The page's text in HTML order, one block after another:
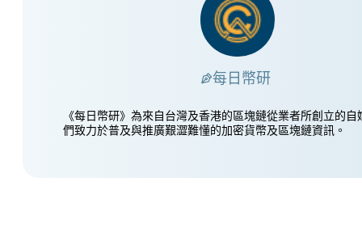
每日幣研
《每日幣研》為來自台灣及香港的區塊鏈從業者所創立的自
們致力於普及與推廣艱澀難懂的加密貨幣及區塊鏈資訊。